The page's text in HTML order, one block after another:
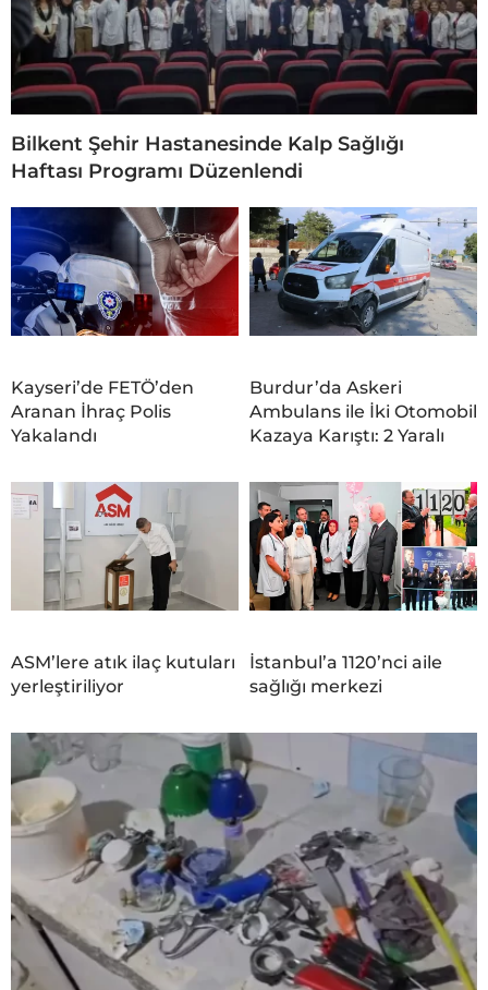
Bilkent Şehir Hastanesinde Kalp Sağlığı
Haftası Programı Düzenlendi
Kayseri’de FETÖ’den
Aranan İhraç Polis
Yakalandı
Burdur’da Askeri
Ambulans ile İki Otomobil
Kazaya Karıştı: 2 Yaralı
ASM’lere atık ilaç kutuları
yerleştiriliyor
İstanbul’a 1120’nci aile
sağlığı merkezi